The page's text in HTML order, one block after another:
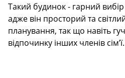
Такий будинок - гарний
адже він просторий та
планування, так що навіть
відпочинку інших членів сім’ї.